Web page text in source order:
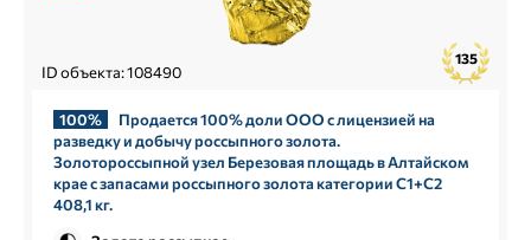
ID объекта: 108490
135
100%
Продается 100% доли ООО с лицензией на
разведку и добычу россыпного золота.
Золотороссыпной узел Березовая площадь в Алтайском
крае с запасами россыпного золота категории С1+С2
408,1 кг.